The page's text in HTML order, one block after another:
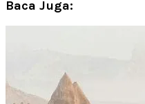
Baca Juga: